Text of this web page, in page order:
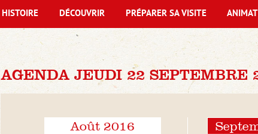
AGENDA JEUDI 22 SEPTEMBRE
Août 2016
HISTOIRE DÉCOUVRIR PRÉPARER SA VISITE